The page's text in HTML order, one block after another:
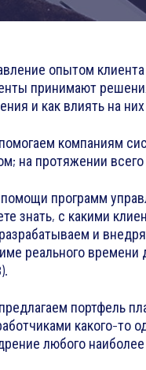
опытом
принимают
и как влиять на
компаниям
на протяжении
программ
знать, с какими
и
реального времени
портфель
какого-то
любого